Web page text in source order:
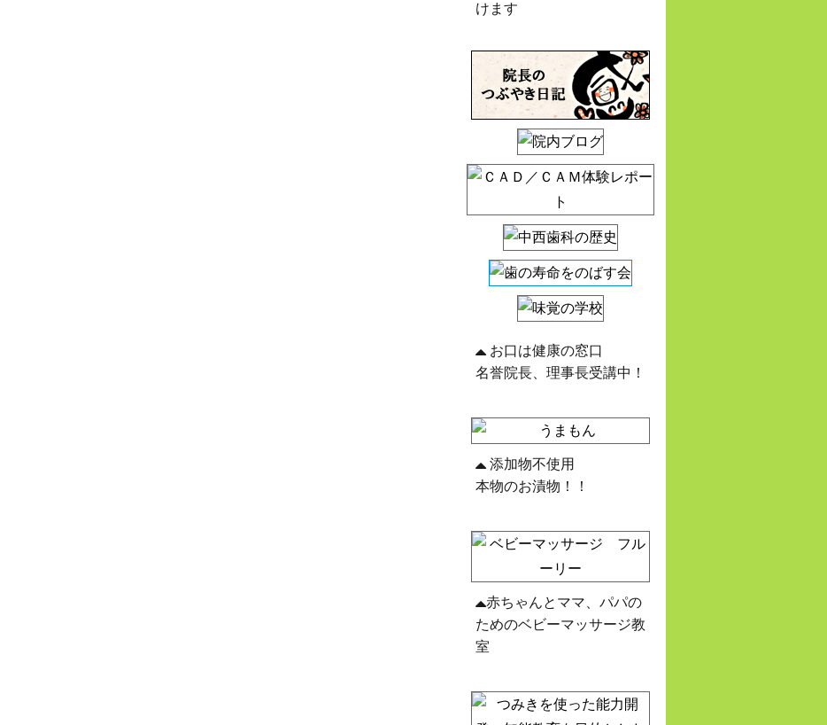
けます
お口は健康の窓口
名誉院長、理事長受講中！
添加物不使用
本物のお漬物！！
赤ちゃんとママ、パパの
ためのベビーマッサージ教
室